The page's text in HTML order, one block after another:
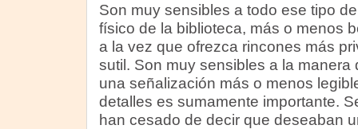
Son muy sensibles a todo ese tipo
físico de la biblioteca, más o menos
a la vez que ofrezca rincones más
sutil. Son muy sensibles a la manera
una señalización más o menos
detalles es sumamente importante.
han cesado de decir que deseaban